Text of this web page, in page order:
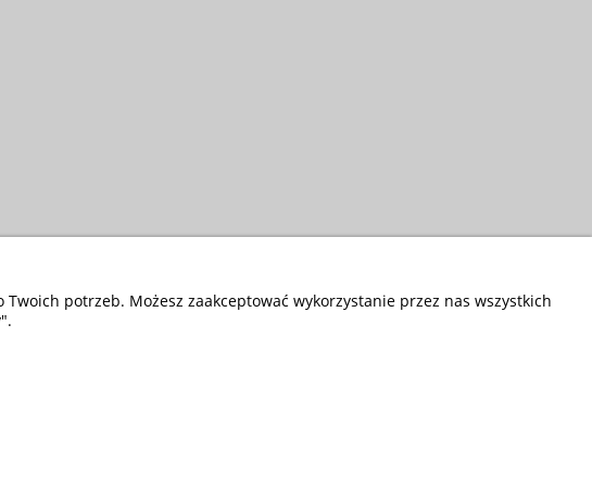
potrzeb. Możesz zaakceptować wykorzystanie przez nas wszystkich